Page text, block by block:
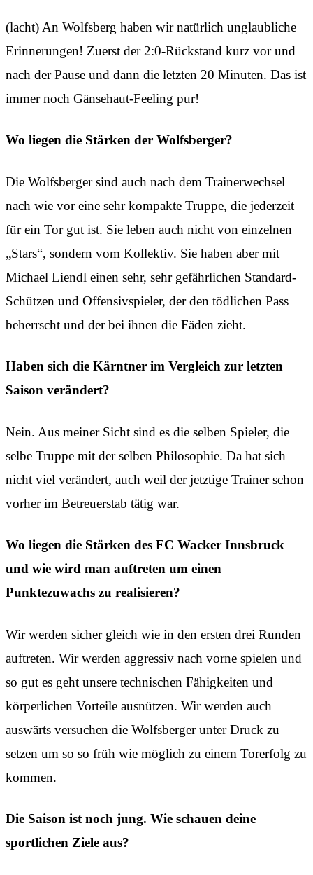
(lacht) An Wolfsberg haben wir natürlich unglaubliche
Erinnerungen! Zuerst der 2:0-Rückstand kurz vor und
nach der Pause und dann die letzten 20 Minuten. Das ist
immer noch Gänsehaut-Feeling pur!
Wo liegen die Stärken der Wolfsberger?
Die Wolfsberger sind auch nach dem Trainerwechsel
nach wie vor eine sehr kompakte Truppe, die jederzeit
für ein Tor gut ist. Sie leben auch nicht von einzelnen
„Stars“, sondern vom Kollektiv. Sie haben aber mit
Michael Liendl einen sehr, sehr gefährlichen Standard-
Schützen und Offensivspieler, der den tödlichen Pass
beherrscht und der bei ihnen die Fäden zieht.
Haben sich die Kärntner im Vergleich zur letzten
Saison verändert?
Nein. Aus meiner Sicht sind es die selben Spieler, die
selbe Truppe mit der selben Philosophie. Da hat sich
nicht viel verändert, auch weil der jetztige Trainer schon
vorher im Betreuerstab tätig war.
Wo liegen die Stärken des FC Wacker Innsbruck
und wie wird man auftreten um einen
Punktezuwachs zu realisieren?
Wir werden sicher gleich wie in den ersten drei Runden
auftreten. Wir werden aggressiv nach vorne spielen und
so gut es geht unsere technischen Fähigkeiten und
körperlichen Vorteile ausnützen. Wir werden auch
auswärts versuchen die Wolfsberger unter Druck zu
setzen um so so früh wie möglich zu einem Torerfolg zu
kommen.
Die Saison ist noch jung. Wie schauen deine
sportlichen Ziele aus?